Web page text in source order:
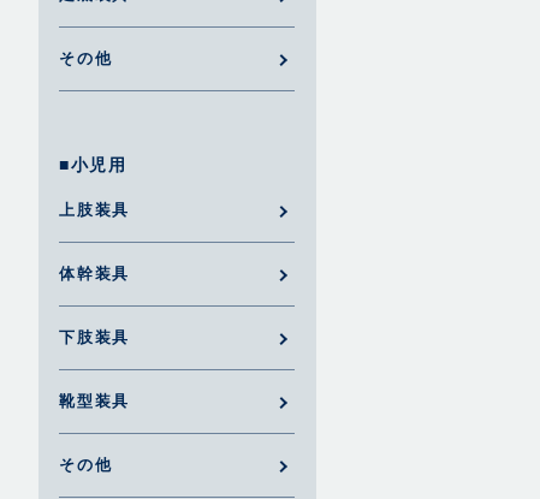
その他
■小児用
上肢装具
体幹装具
下肢装具
靴型装具
その他